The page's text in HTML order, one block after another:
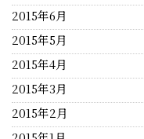
2015年6月
2015年5月
2015年4月
2015年3月
2015年2月